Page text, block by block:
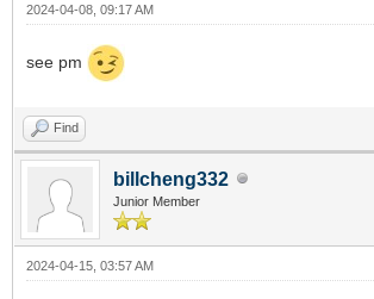
2024-04-08, 09:17 AM
see pm
Find
billcheng332
Junior Member
2024-04-15, 03:57 AM